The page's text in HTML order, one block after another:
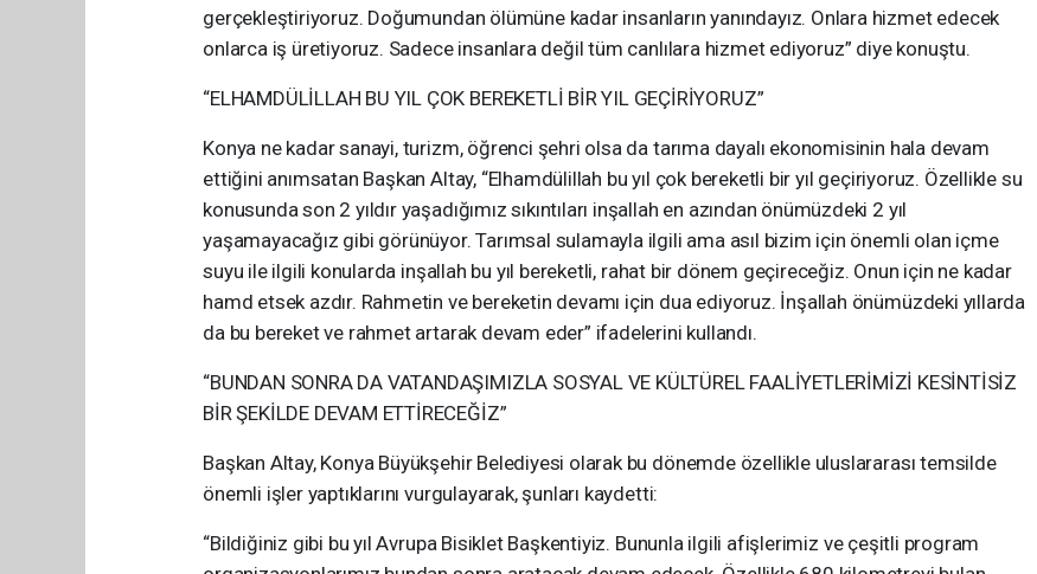
gerçekleştiriyoruz. Doğumundan ölümüne kadar insanların yanındayız. Onlara hizmet edecek
onlarca iş üretiyoruz. Sadece insanlara değil tüm canlılara hizmet ediyoruz” diye konuştu.
“ELHAMDÜLİLLAH BU YIL ÇOK BEREKETLİ BİR YIL GEÇİRİYORUZ”
Konya ne kadar sanayi, turizm, öğrenci şehri olsa da tarıma dayalı ekonomisinin hala devam
ettiğini anımsatan Başkan Altay, “Elhamdülillah bu yıl çok bereketli bir yıl geçiriyoruz. Özellikle su
konusunda son 2 yıldır yaşadığımız sıkıntıları inşallah en azından önümüzdeki 2 yıl
yaşamayacağız gibi görünüyor. Tarımsal sulamayla ilgili ama asıl bizim için önemli olan içme
suyu ile ilgili konularda inşallah bu yıl bereketli, rahat bir dönem geçireceğiz. Onun için ne kadar
hamd etsek azdır. Rahmetin ve bereketin devamı için dua ediyoruz. İnşallah önümüzdeki yıllarda
da bu bereket ve rahmet artarak devam eder” ifadelerini kullandı.
“BUNDAN SONRA DA VATANDAŞIMIZLA SOSYAL VE KÜLTÜREL FAALİYETLERİMİZİ KESİNTİSİZ
BİR ŞEKİLDE DEVAM ETTİRECEĞİZ”
Başkan Altay, Konya Büyükşehir Belediyesi olarak bu dönemde özellikle uluslararası temsilde
önemli işler yaptıklarını vurgulayarak, şunları kaydetti:
“Bildiğiniz gibi bu yıl Avrupa Bisiklet Başkentiyiz. Bununla ilgili afişlerimiz ve çeşitli program